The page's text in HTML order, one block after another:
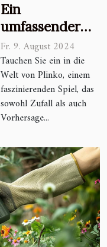
Ein
umfassender
Leitfaden zu
den Regeln und
Spielweisen von
Plinko
Fr. 9. August 2024
Tauchen Sie ein in die
Welt von Plinko, einem
faszinierenden Spiel, das
sowohl Zufall als auch
Vorhersage...